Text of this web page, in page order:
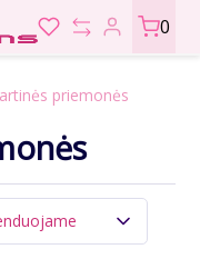
0
priemonės